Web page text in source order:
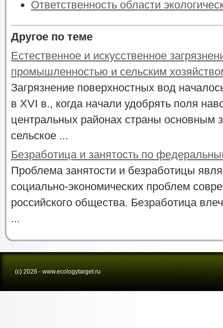
Ответственность области
Другое по теме
Естественное и искусственное
промышленностью и сельским
Загрязнение поверхностных вод
в XVI в., когда начали удобрять поля
центральных районах страны основным
сельское ...
Безработица и занятость по
Проблема занятости и безработицы
социально-экономических проблем
российского общества. Безработица
...
(с) 2026 - www.ecologytarget.ru